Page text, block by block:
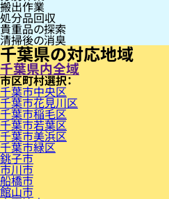
搬出作業
処分品回収
貴重品の探索
清掃後の消臭
千葉県の対応地域
千葉県内全域
市区町村
千葉市中央区
千葉市花見川区
千葉市稲毛区
千葉市若葉区
千葉市美浜区
千葉市緑区
銚子市
市川市
船橋市
館山市